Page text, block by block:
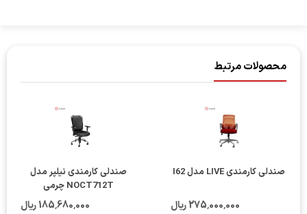
محصولات مرتبط
صندلی کارمندی LIVE مدل I62
275٬000٬000 ریال
صندلی کارمندی نیلپر مدل
NOCT712T چرمی
185٬680٬000 ریال